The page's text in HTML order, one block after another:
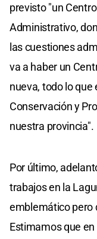
previsto "un
Administrativo,
las cuestiones
va a haber un
nueva, todo lo que
Conservación y
nuestra provincia".
Por último,
trabajos en la
emblemático pero
Estimamos que